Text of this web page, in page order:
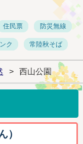
住民票 防災無線
ク 常陸秋そば
> 西山公園
）